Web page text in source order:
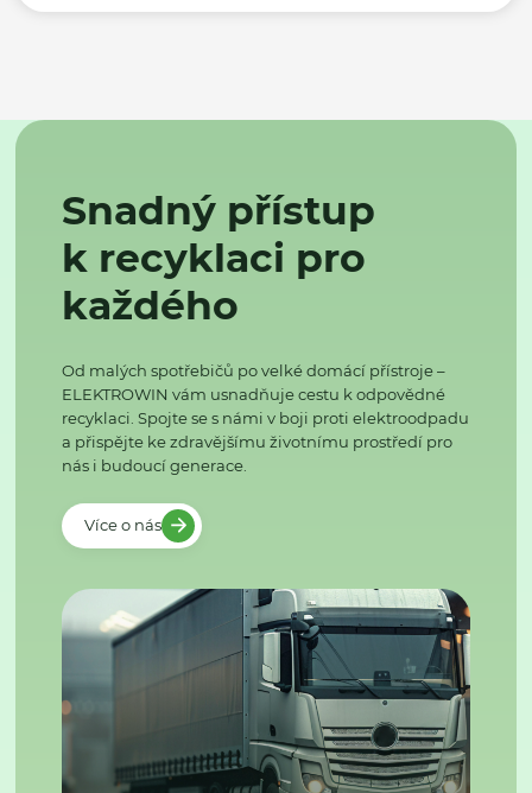
Snadný přístup
k recyklaci pro
každého
Od malých spotřebičů po velké domácí přístroje –
ELEKTROWIN vám usnadňuje cestu k odpovědné
recyklaci. Spojte se s námi v boji proti elektroodpadu
a přispějte ke zdravějšímu životnímu prostředí pro
nás i budoucí generace.
Více o nás